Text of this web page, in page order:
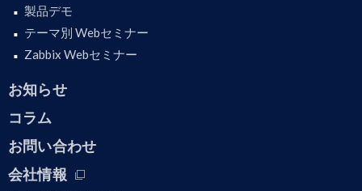
製品デモ
テーマ別 Webセミナー
Zabbix Webセミナー
お知らせ
コラム
お問い合わせ
会社情報